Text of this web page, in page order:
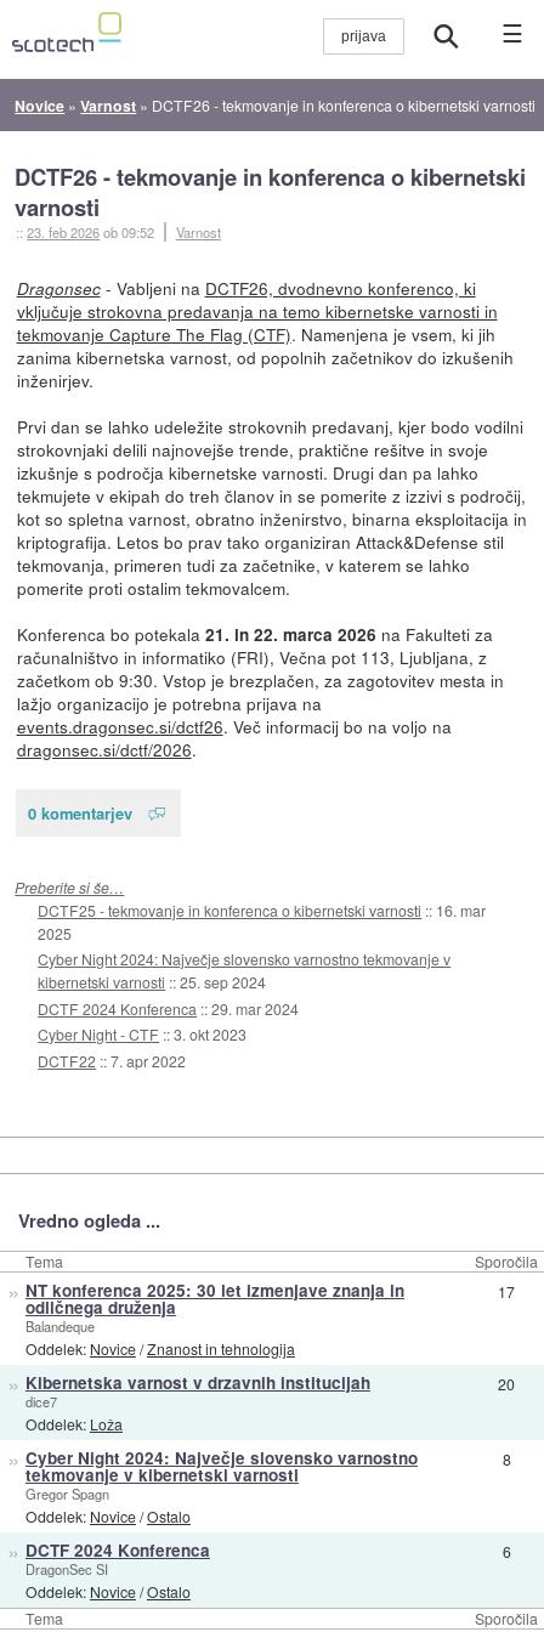
☰
Novice »Varnost » DCTF26 - tekmovanje in konferenca o kibernetski varnosti
DCTF26 - tekmovanje in konferenca o kibernetski
varnosti
::23. feb 2026ob 09:52 Varnost
Dragonsec- Vabljeni na DCTF26, dvodnevno konferenco, ki
vključuje strokovna predavanja na temo kibernetske varnosti in
tekmovanje Capture The Flag (CTF). Namenjena je vsem, ki jih
zanima kibernetska varnost, od popolnih začetnikov do izkušenih
inženirjev.
Prvi dan se lahko udeležite strokovnih predavanj, kjer bodo vodilni
strokovnjaki delili najnovejše trende, praktične rešitve in svoje
izkušnje s področja kibernetske varnosti. Drugi dan pa lahko
tekmujete v ekipah do treh članov in se pomerite z izzivi s področij,
kot so spletna varnost, obratno inženirstvo, binarna eksploitacija in
kriptografija. Letos bo prav tako organiziran Attack&Defense stil
tekmovanja, primeren tudi za začetnike, v katerem se lahko
pomerite proti ostalim tekmovalcem.
Konferenca bo potekala 21. in 22. marca 2026 na Fakulteti za
računalništvo in informatiko (FRI), Večna pot 113, Ljubljana, z
začetkom ob 9:30. Vstop je brezplačen, za zagotovitev mesta in
lažjo organizacijo je potrebna prijava na
events.dragonsec.si/dctf26. Več informacij bo na voljo na
dragonsec.si/dctf/2026.
0 komentarjev
Preberite si še…
DCTF25 - tekmovanje in konferenca o kibernetski varnosti :: 16. mar
2025
Cyber Night 2024: Največje slovensko varnostno tekmovanje v
kibernetski varnosti ::25. sep 2024
DCTF 2024 Konferenca ::29. mar 2024
Cyber Night - CTF ::3. okt 2023
DCTF22 ::7. apr 2022
Vredno ogleda ...
Tema Sporočila
Tema Sporočila
» NT konferenca 2025: 30 let izmenjave znanja in
odličnega druženja
Balandeque
Oddelek: Novice/Znanost in tehnologija
17
» Kibernetska varnost v drzavnih institucijah
dice7
Oddelek: Loža
20
» Cyber Night 2024: Največje slovensko varnostno
tekmovanje v kibernetski varnosti
Gregor Spagn
Oddelek: Novice/Ostalo
8
» DCTF 2024 Konferenca
DragonSec SI
Oddelek: Novice/Ostalo
6